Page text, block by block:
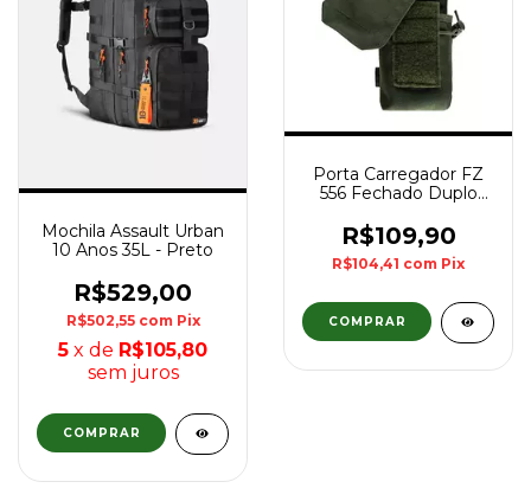
Mochila Assault Urban
10 Anos 35L - Preto
R$529,00
R$502,55 com Pix
5 x de R$105,80
sem juros
Porta Carregador FZ
556 Fechado Duplo
R$109,90
R$104,41 com Pix